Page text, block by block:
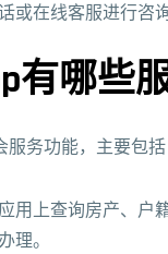
或在线客服进行咨询
有哪些
务功能，主要包括
用上查询房产、户
理。